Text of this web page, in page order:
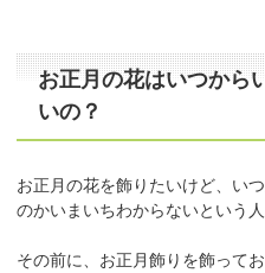
お正月の花はいつから
いの？
お正月の花を飾りたいけど、い
のかいまいちわからないという
その前に、お正月飾りを飾って